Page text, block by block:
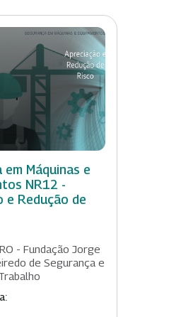
em Máquinas e
NR12 -
e Redução de
- Fundação Jorge
de Segurança e